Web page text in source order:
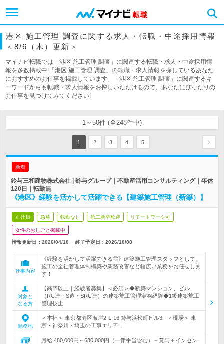
港区 施工管理 調査に関する求人・転職・中途採用情報
＜8/6（木）更新＞
マイナビ転職では「港区 施工管理 調査」に関連する転職・求人・中途採用情
報を多数掲載中!「港区 施工管理 調査」の転職・求人情報を探しているあなた
におすすめのお仕事を掲載しています。「港区 施工管理 調査」に関連するキ
ーワードからも転職・求人情報をお探しいただけるので、あなたにぴったりの
お仕事を見つけてみてください!
1～50件 (全248件中)
1 2 3 4 5
新着
鈴与三和建物株式会社 | 鈴与グループ｜不動産活用コンサルティング｜年休
120日｜転勤無
《港区》経験を活かして活躍できる【建築施工管理（新築）】
正社員 急募 転勤なし 第二新卒歓迎 リモートワーク可
女性のおしごと掲載中
情報更新日：2026/04/10 終了予定日： 2026/10/08
仕事内容
《経験を活かして活躍できる◎》建築施工管理スタッフとして、
施工の全社管理体制構築や業務改善など幅広い業務をお任せしま
す！
対象と
なる方
【高卒以上｜経験者募集】＜必須＞◆新築マンション、ビル
（RC造・S造・SRC造）の建築施工管理実務経験◆1級建築施工
管理技士
勤務地
＜本社＞ 東京都港区海岸2-1-16 鈴与浜松町ビル3F ＜現場＞ 東
京・神奈川・埼玉の工事エリア…
月給 480,000円～680,000円（一律手当含む）＋賞与＋インセン